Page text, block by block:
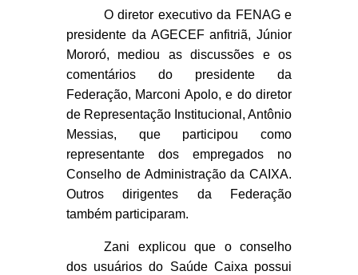
O diretor executivo da FENAG e
presidente da AGECEF anfitriã, Júnior
Mororó, mediou as discussões e os
comentários do presidente da
Federação, Marconi Apolo, e do diretor
de Representação Institucional, Antônio
Messias, que participou como
representante dos empregados no
Conselho de Administração da CAIXA.
Outros dirigentes da Federação
também participaram.
Zani explicou que o conselho
dos usuários do Saúde Caixa possui